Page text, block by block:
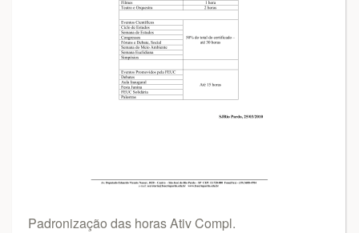
Padronização das horas Ativ Compl.